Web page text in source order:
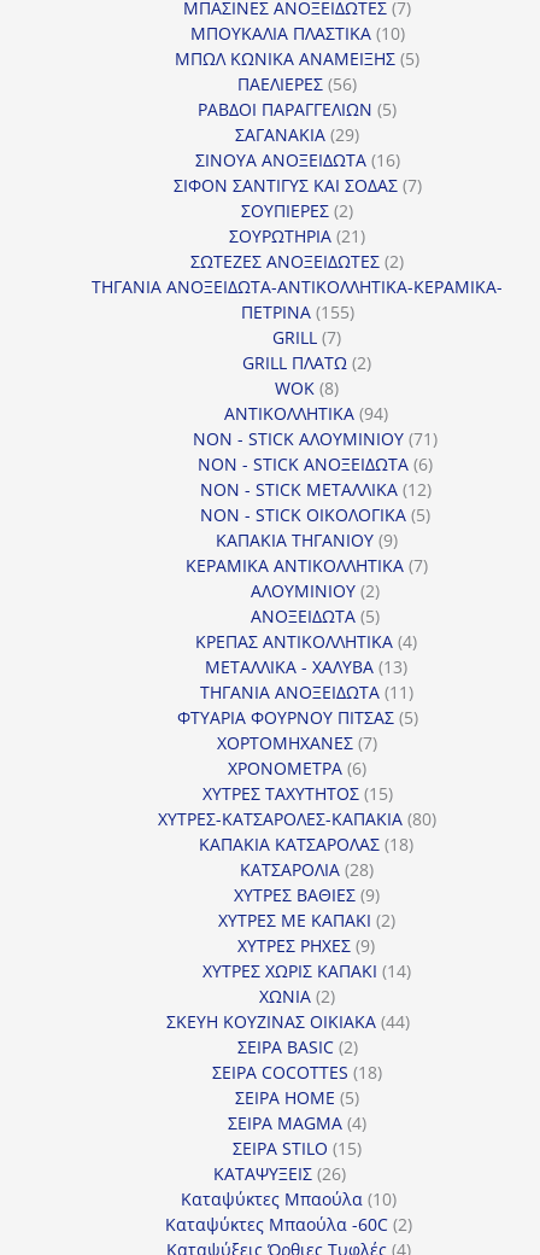
ΜΠΑΣΙΝΕΣ ΑΝΟΞΕΙΔΩΤΕΣ 77
ΜΠΟΥΚΑΛΙΑ ΠΛΑΣΤΙΚΑ 1010
προϊόντα
ΜΠΩΛ ΚΩΝΙΚΑ ΑΝΑΜΕΙΞΗΣ 55
ΠΑΕΛΙΕΡΕΣ 5656
προϊόντα
ΡΑΒΔΟΙ ΠΑΡΑΓΓΕΛΙΩΝ 55
ΣΑΓΑΝΑΚΙΑ 2929
προϊόντα
ΣΙΝΟΥΑ ΑΝΟΞΕΙΔΩΤΑ 1616
προϊόντα
ΣΙΦΟΝ ΣΑΝΤΙΓΥΣ ΚΑΙ ΣΟΔΑΣ 77
ΣΟΥΠΙΕΡΕΣ 22
προϊόντα
ΣΟΥΡΩΤΗΡΙΑ 2121
προϊόντα
ΣΩΤΕΖΕΣ ΑΝΟΞΕΙΔΩΤΕΣ 22
προϊόντα
ΤΗΓΑΝΙΑ ΑΝΟΞΕΙΔΩΤΑ-ΑΝΤΙΚΟΛΛΗΤΙΚΑ-ΚΕΡΑΜΙΚΑ-
ΠΕΤΡΙΝΑ 155155
GRILL 77
προϊόντα
GRILL ΠΛΑΤΩ 22
WOK 88
προϊόντα
ΑΝΤΙΚΟΛΛΗΤΙΚΑ 9494
προϊόντα
NON - STICK ΑΛΟΥΜΙΝΙΟΥ 7171
προϊόντα
NON - STICK ΑΝΟΞΕΙΔΩΤΑ 66
προϊόντα
NON - STICK ΜΕΤΑΛΛΙΚΑ 1212
προϊόντα
NON - STICK ΟΙΚΟΛΟΓΙΚΑ 55
ΚΑΠΑΚΙΑ ΤΗΓΑΝΙΟΥ 99
προϊόντα
ΚΕΡΑΜΙΚΑ ΑΝΤΙΚΟΛΛΗΤΙΚΑ 77
ΑΛΟΥΜΙΝΙΟΥ 22
προϊόντα
ΑΝΟΞΕΙΔΩΤΑ 55
προϊόντα
ΚΡΕΠΑΣ ΑΝΤΙΚΟΛΛΗΤΙΚΑ 44
ΜΕΤΑΛΛΙΚΑ - ΧΑΛΥΒΑ 1313
προϊόντα
ΤΗΓΑΝΙΑ ΑΝΟΞΕΙΔΩΤΑ 1111
προϊόντα
ΦΤΥΑΡΙΑ ΦΟΥΡΝΟΥ ΠΙΤΣΑΣ 55
ΧΟΡΤΟΜΗΧΑΝΕΣ 77
ΧΡΟΝΟΜΕΤΡΑ 66
προϊόντα
ΧΥΤΡΕΣ ΤΑΧΥΤΗΤΟΣ 1515
προϊόντα
ΧΥΤΡΕΣ-ΚΑΤΣΑΡΟΛΕΣ-ΚΑΠΑΚΙΑ 8080
ΚΑΠΑΚΙΑ ΚΑΤΣΑΡΟΛΑΣ 1818
ΚΑΤΣΑΡΟΛΙΑ 2828
προϊόντα
ΧΥΤΡΕΣ ΒΑΘΙΕΣ 99
προϊόντα
ΧΥΤΡΕΣ ΜΕ ΚΑΠΑΚΙ 22
ΧΥΤΡΕΣ ΡΗΧΕΣ 99
προϊόντα
ΧΥΤΡΕΣ ΧΩΡΙΣ ΚΑΠΑΚΙ 1414
ΧΩΝΙΑ 22
προϊόντα
ΣΚΕΥΗ ΚΟΥΖΙΝΑΣ ΟΙΚΙΑΚΑ 4444
ΣΕΙΡΑ BASIC 22
προϊόντα
ΣΕΙΡΑ COCOTTES 1818
ΣΕΙΡΑ HOME 55
προϊόντα
ΣΕΙΡΑ MAGMA 44
προϊόντα
ΣΕΙΡΑ STILO 1515
ΚΑΤΑΨΥΞΕΙΣ 2626
προϊόντα
Καταψύκτες Μπαούλα 1010
προϊόντα
Καταψύκτες Μπαούλα -60C 22
προϊόντα
Καταψύξεις Όρθιες Τυφλές 44